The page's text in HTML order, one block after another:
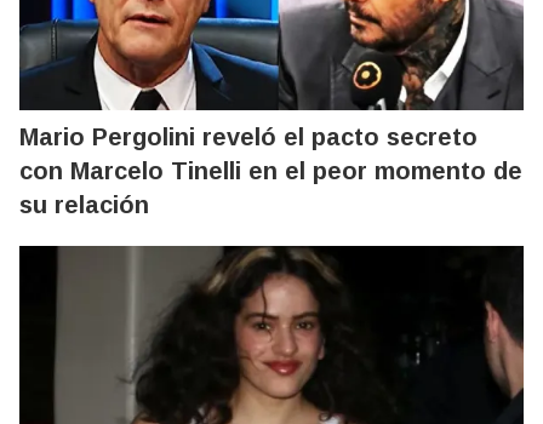
Mario Pergolini reveló el pacto secreto
con Marcelo Tinelli en el peor momento de
su relación